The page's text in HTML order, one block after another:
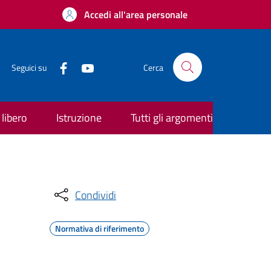
Accedi all'area personale
Seguici su Cerca
Istruzione Tutti gli argomenti
Condividi
Normativa di riferimento